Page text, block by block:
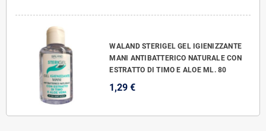
WALAND STERIGEL GEL IGIENIZZANTE
MANI ANTIBATTERICO NATURALE CON
ESTRATTO DI TIMO E ALOE ML. 80
1,29 €